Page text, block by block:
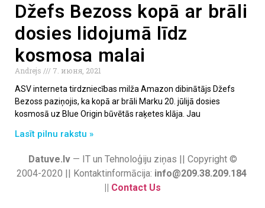
Džefs Bezoss kopā ar brāli
dosies lidojumā līdz
kosmosa malai
Andrejs
7. июня, 2021
ASV interneta tirdzniecības milža Amazon dibinātājs Džefs
Bezoss paziņojis, ka kopā ar brāli Marku 20. jūlijā dosies
kosmosā uz Blue Origin būvētās raķetes klāja. Jau
Lasīt pilnu rakstu »
Datuve.lv— IT un Tehnoloģiju ziņas || Copyright ©
2004-2020 || Kontaktinformācija: info@209.38.209.184
|| Contact Us